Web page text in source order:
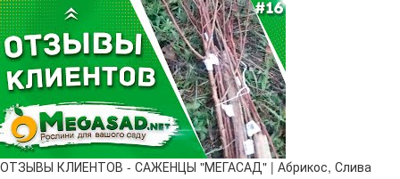
ОТЗЫВЫ КЛИЕНТОВ - САЖЕНЦЫ "МЕГАСАД" | Абрикос, Слива